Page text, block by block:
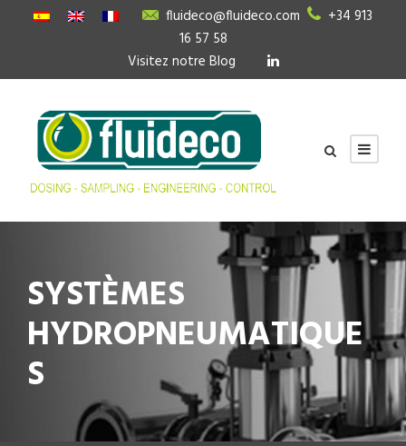
fluideco@fluideco.com
+34 913
16 57 58
Visitez notre Blog
SYSTÈMES
HYDROPNEUMATIQUE
S